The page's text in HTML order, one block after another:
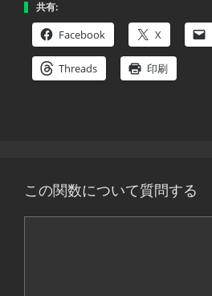
共有:
Facebook X
Threads 印刷
この関数について質問する